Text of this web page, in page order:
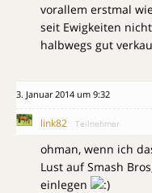
vorallem erstmal
seit Ewigkeiten
halbwegs gut
3. Januar 2014 um 9:32
link82 Teilnehmer
ohman, wenn ich
Lust auf Smash
einlegen